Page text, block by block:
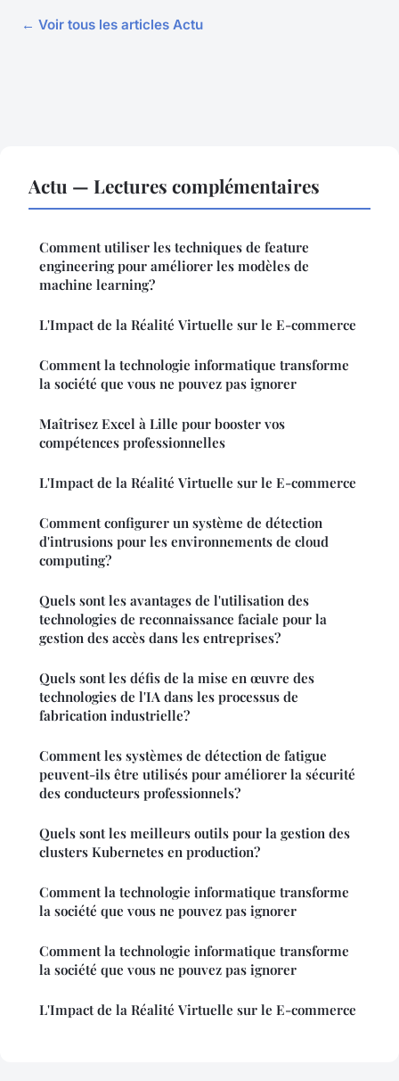
← Voir tous les articles Actu
Actu — Lectures complémentaires
Comment utiliser les techniques de feature
engineering pour améliorer les modèles de
machine learning?
L'Impact de la Réalité Virtuelle sur le E-commerce
Comment la technologie informatique transforme
la société que vous ne pouvez pas ignorer
Maîtrisez Excel à Lille pour booster vos
compétences professionnelles
L'Impact de la Réalité Virtuelle sur le E-commerce
Comment configurer un système de détection
d'intrusions pour les environnements de cloud
computing?
Quels sont les avantages de l'utilisation des
technologies de reconnaissance faciale pour la
gestion des accès dans les entreprises?
Quels sont les défis de la mise en œuvre des
technologies de l'IA dans les processus de
fabrication industrielle?
Comment les systèmes de détection de fatigue
peuvent-ils être utilisés pour améliorer la sécurité
des conducteurs professionnels?
Quels sont les meilleurs outils pour la gestion des
clusters Kubernetes en production?
Comment la technologie informatique transforme
la société que vous ne pouvez pas ignorer
Comment la technologie informatique transforme
la société que vous ne pouvez pas ignorer
L'Impact de la Réalité Virtuelle sur le E-commerce